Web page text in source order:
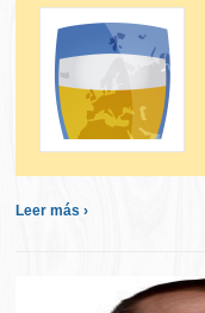
Leer más ›